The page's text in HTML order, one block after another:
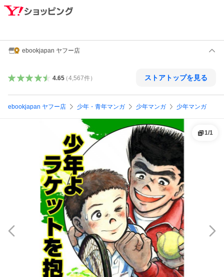
ebookjapan ヤフー店
4.65（4,567件） ストアトップを見る
ebookjapan ヤフー店 少年・青年マンガ 少年マンガ 少年マンガ
1/1